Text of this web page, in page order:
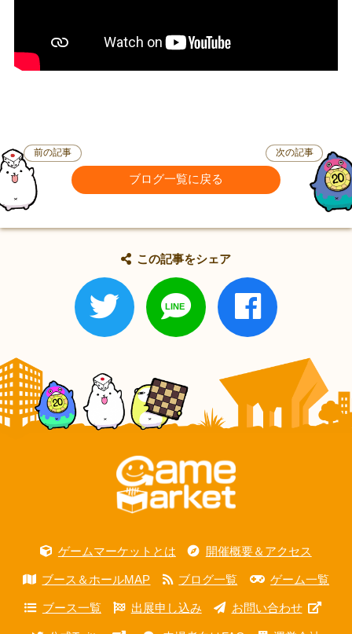
前の記事
ブログ一覧に戻る
次の記事
この記事をシェア
ゲームマーケットとは 開催概要＆アクセス
ブース＆ホールMAP ブログ一覧 ゲーム一覧
ブース一覧 出展申し込み お問い合わせ